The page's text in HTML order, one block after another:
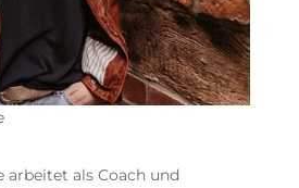
arbeitet als Coach und